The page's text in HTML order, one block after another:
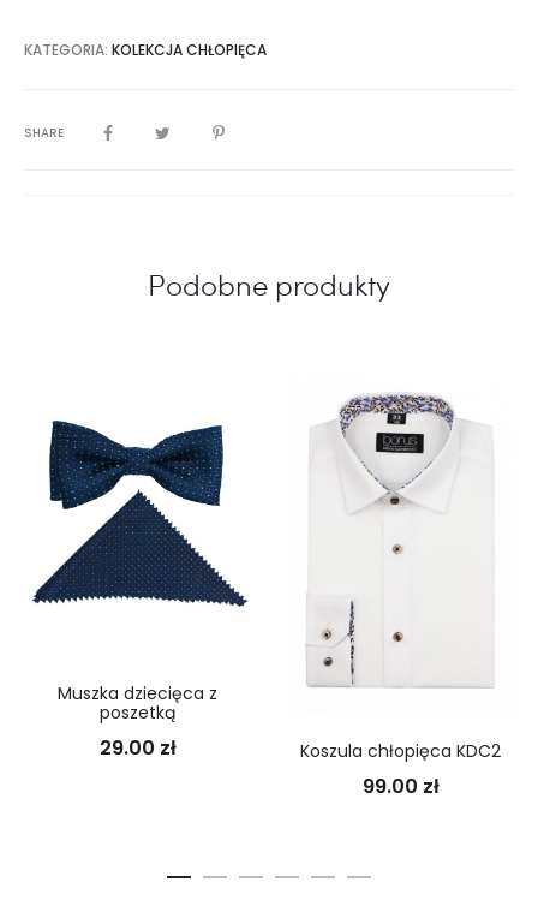
KATEGORIA: KOLEKCJA CHŁOPIĘCA
SHARE
Podobne produkty
Muszka dziecięca z
poszetką
29.00 zł Koszula chłopięca KDC2
99.00 zł